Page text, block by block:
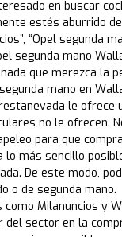
en buscar
estés aburrido
“Opel segunda
segunda mano
que merezca la
mano en
le ofrece
no le ofrecen.
para que
lo más sencillo
De este modo,
o de segunda mano.
Milanuncios y
del sector en la